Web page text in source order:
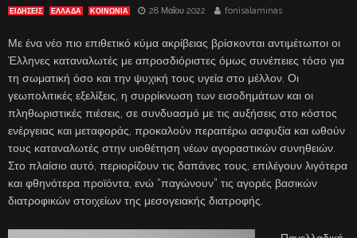
ΕΙΔΗΣΕΙΣ ΕΛΛΑΔΑ ΚΟΙΝΩΝΙΑ 28 Μαΐου 2022 fonisalaminas
Με ένα νέο πιο επιθετικό κύμα ακρίβειας βρίσκονται αντιμέτωποι οι
Έλληνες καταναλωτές με απροσδιόριστες όμως συνέπειες τόσο για
τη σωματική όσο και την ψυχική τους υγεία στο μέλλον. Οι
γεωπολιτικές εξελίξεις, η συρρίκνωση των εισοδημάτων και οι
πληθωριστικές πιέσεις, σε συνδυασμό με τις αυξήσεις στο κόστος
ενέργειας και μεταφοράς, προκαλούν περαιτέρω ασφυξία και ωθούν
τους καταναλωτές στην υιοθέτηση νέων αγοραστικών συνηθειών.
Στο πλαίσιο αυτό, περιορίζουν τις δαπάνες τους, επιλέγουν λιγότερα
και φθηνότερα προϊόντα, ενώ “παγώνουν” τις αγορές βασικών
διατροφικών στοιχείων της μεσογειακής διατροφής.